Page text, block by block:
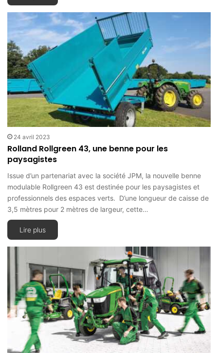
24 avril 2023
Rolland Rollgreen 43, une benne pour les
paysagistes
Issue d’un partenariat avec la société JPM, la nouvelle benne
modulable Rollgreen 43 est destinée pour les paysagistes et
professionnels des espaces verts. D’une longueur de caisse de
3,5 mètres pour 2 mètres de largeur, cette…
Lire plus